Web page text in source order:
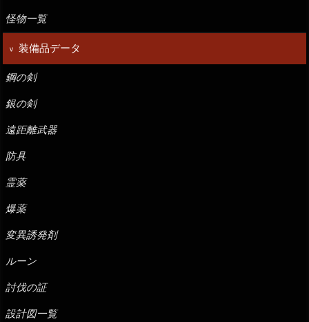
怪物一覧
装備品データ
鋼の剣
銀の剣
遠距離武器
防具
霊薬
爆薬
変異誘発剤
ルーン
討伐の証
設計図一覧